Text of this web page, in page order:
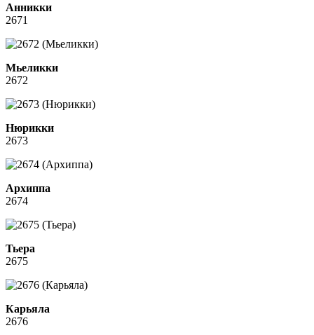
Анникки
2671
Мьеликки
2672
Нюрикки
2673
Архиппа
2674
Тьера
2675
Карьяла
2676